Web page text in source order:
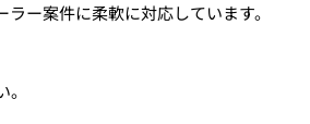
ー案件に柔軟に対応しています。